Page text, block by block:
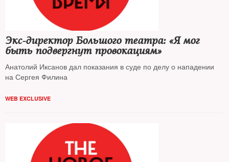
Экс-директор Большого театра: «Я мог
быть подвергнут провокациям»
Анатолий Иксанов дал показания в суде по делу о нападении
на Сергея Филина
WEB EXCLUSIVE